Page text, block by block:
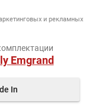
и рекламных
Emgrand
In